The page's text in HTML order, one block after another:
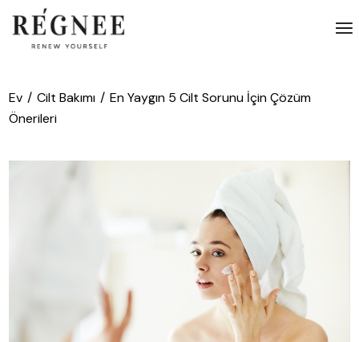
atla
Ev Cilt Bakımı
En Yaygın 5 Cilt Sorunu İçin Çözüm
Önerileri